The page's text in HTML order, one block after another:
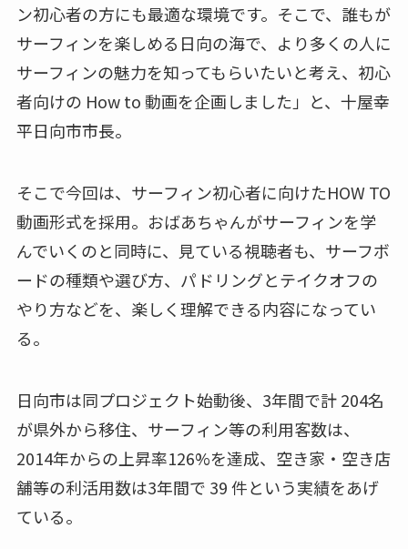
ン初心者の方にも最適な環境です。そこで、誰もが
サーフィンを楽しめる日向の海で、より多くの人に
サーフィンの魅力を知ってもらいたいと考え、初心
者向けの How to 動画を企画しました」と、十屋幸
平日向市市長。
そこで今回は、サーフィン初心者に向けたHOW TO
動画形式を採用。おばあちゃんがサーフィンを学
んでいくのと同時に、見ている視聴者も、サーフボ
ードの種類や選び方、パドリングとテイクオフの
やり方などを、楽しく理解できる内容になってい
る。
日向市は同プロジェクト始動後、3年間で計 204名
が県外から移住、サーフィン等の利用客数は、
2014年からの上昇率126%を達成、空き家・空き店
舗等の利活用数は3年間で 39 件という実績をあげ
ている。